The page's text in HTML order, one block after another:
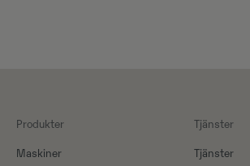
Produkter
Maskiner​
Tjänster
Tjänster